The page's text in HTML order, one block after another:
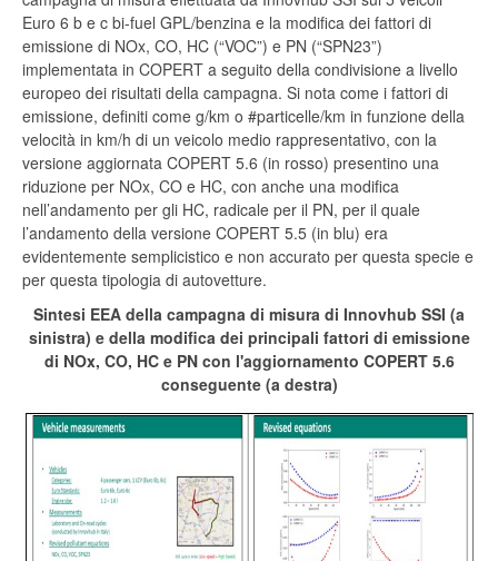
Euro 6 b e c bi-fuel GPL/benzina e la modifica dei fattori di
emissione di NOx, CO, HC (“VOC”) e PN (“SPN23”)
implementata in COPERT a seguito della condivisione a livello
europeo dei risultati della campagna. Si nota come i fattori di
emissione, definiti come g/km o #particelle/km in funzione della
velocità in km/h di un veicolo medio rappresentativo, con la
versione aggiornata COPERT 5.6 (in rosso) presentino una
riduzione per NOx, CO e HC, con anche una modifica
nell’andamento per gli HC, radicale per il PN, per il quale
l’andamento della versione COPERT 5.5 (in blu) era
evidentemente semplicistico e non accurato per questa specie e
per questa tipologia di autovetture.
Sintesi EEA della campagna di misura di Innovhub SSI (a
sinistra) e della modifica dei principali fattori di emissione
di NOx, CO, HC e PN con l'aggiornamento COPERT 5.6
conseguente (a destra)